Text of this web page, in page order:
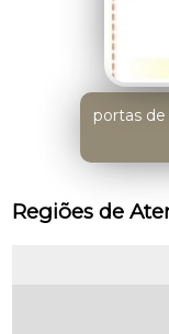
portas
Regiões de